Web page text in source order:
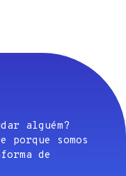
alguém?
porque somos
de